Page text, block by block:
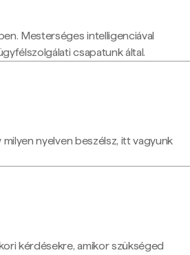
Mesterséges intelligenciával
csapatunk által.
milyen nyelven beszélsz, itt vagyunk
kérdésekre, amikor szükséged